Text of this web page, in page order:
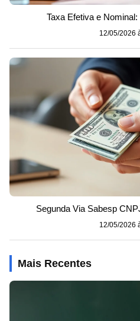
Taxa Efetiva e
12/05/2026
Segunda Via Sabesp
12/05/2026
Mais Recentes